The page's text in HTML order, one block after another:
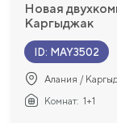
Новая
Каргыджак
ID: MAY3502
Алания /
Комнат: 1+1